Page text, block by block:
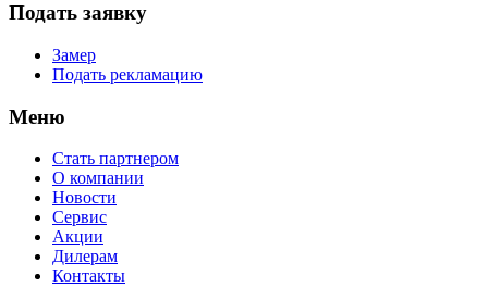
Подать заявку
Замер
Подать рекламацию
Меню
Стать партнером
О компании
Новости
Сервис
Акции
Дилерам
Контакты